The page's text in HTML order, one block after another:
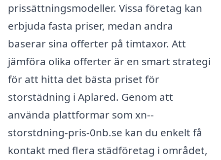
prissättningsmodeller. Vissa företag kan
erbjuda fasta priser, medan andra
baserar sina offerter på timtaxor. Att
jämföra olika offerter är en smart strategi
för att hitta det bästa priset för
storstädning i Aplared. Genom att
använda plattformar som xn--
storstdning-pris-0nb.se kan du enkelt få
kontakt med flera städföretag i området,